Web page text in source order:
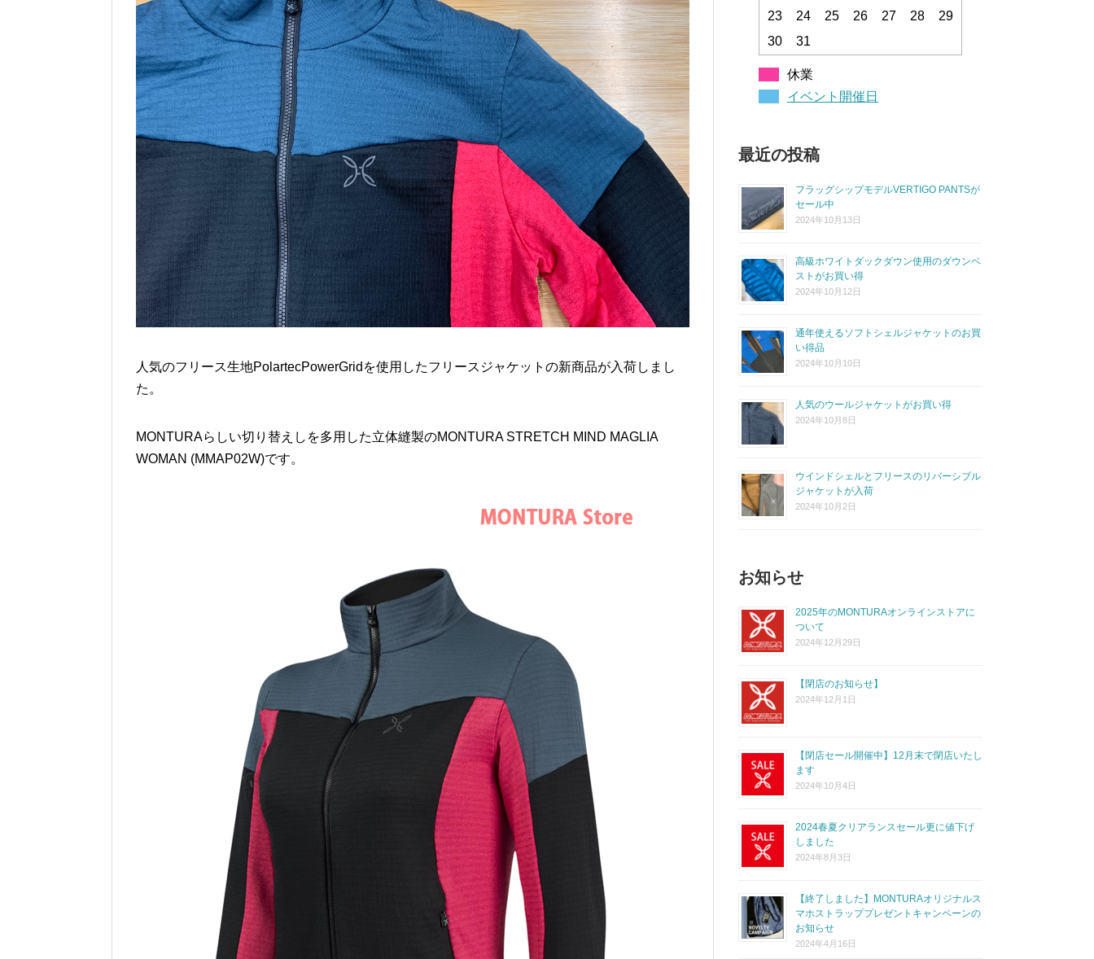
人気のフリース生地PolartecPowerGridを使用したフリースジャケットの新商品が入荷しまし
た。
MONTURAらしい切り替えしを多用した立体縫製のMONTURA STRETCH MIND MAGLIA
WOMAN (MMAP02W)です。
23 24 25 26 27 28
29
30
31
休業
イベント開催日
最近の投稿
フラッグシップモデルVERTIGO PANTSが
セール中
2024年10月13日
高級ホワイトダックダウン使用のダウンベ
ストがお買い得
2024年10月12日
通年使えるソフトシェルジャケットのお買
い得品
2024年10月10日
人気のウールジャケットがお買い得
2024年10月8日
ウインドシェルとフリースのリバーシブル
ジャケットが入荷
2024年10月2日
お知らせ
2025年のMONTURAオンラインストアに
ついて
2024年12月29日
【閉店のお知らせ】
2024年12月1日
【閉店セール開催中】12月末で閉店いたし
ます
2024年10月4日
2024春夏クリアランスセール更に値下げ
しました
2024年8月3日
【終了しました】MONTURAオリジナルス
マホストラッププレゼントキャンペーンの
お知らせ
2024年4月16日